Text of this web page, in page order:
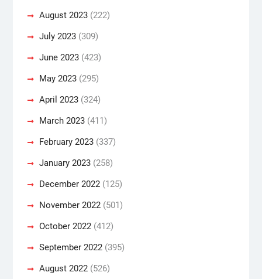
August 2023(222)
July 2023(309)
June 2023(423)
May 2023(295)
April 2023(324)
March 2023(411)
February 2023(337)
January 2023(258)
December 2022(125)
November 2022(501)
October 2022(412)
September 2022(395)
August 2022(526)